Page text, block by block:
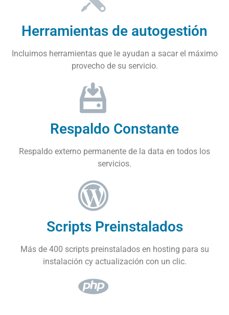
Herramientas de autogestión
Incluimos herramientas que le ayudan a sacar el máximo
provecho de su servicio.
Respaldo Constante
Respaldo externo permanente de la data en todos los
servicios.
Scripts Preinstalados
Más de 400 scripts preinstalados en hosting para su
instalación cy actualización con un clic.